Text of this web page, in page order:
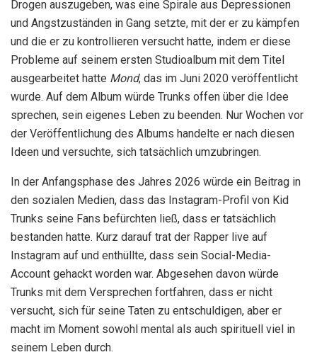
Drogen auszugeben, was eine Spirale aus Depressionen
und Angstzuständen in Gang setzte, mit der er zu kämpfen
und die er zu kontrollieren versucht hatte, indem er diese
Probleme auf seinem ersten Studioalbum mit dem Titel
ausgearbeitet hatte Mond, das im Juni 2020 veröffentlicht
wurde. Auf dem Album würde Trunks offen über die Idee
sprechen, sein eigenes Leben zu beenden. Nur Wochen vor
der Veröffentlichung des Albums handelte er nach diesen
Ideen und versuchte, sich tatsächlich umzubringen.
In der Anfangsphase des Jahres 2026 würde ein Beitrag in
den sozialen Medien, dass das Instagram-Profil von Kid
Trunks seine Fans befürchten ließ, dass er tatsächlich
bestanden hatte. Kurz darauf trat der Rapper live auf
Instagram auf und enthüllte, dass sein Social-Media-
Account gehackt worden war. Abgesehen davon würde
Trunks mit dem Versprechen fortfahren, dass er nicht
versucht, sich für seine Taten zu entschuldigen, aber er
macht im Moment sowohl mental als auch spirituell viel in
seinem Leben durch.